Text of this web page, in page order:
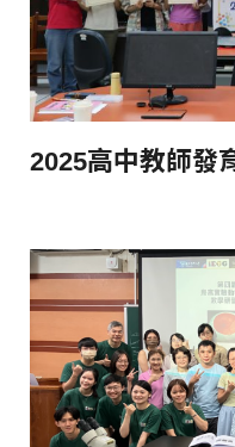
2025高中教師發